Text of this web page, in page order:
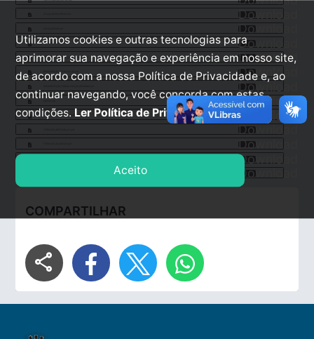
Download
Download
DECLARAO_EDITAL_17.pdf Download
DECLARAO_TERMO_DE_REFERENCIA_20.pdf Download
DESPACHO_DE_AUTORIZAO_26.pdf Download
Download
Download
ESTUDO_TECNICO_PRELIMINAR.pdf Download
Download
Download
Download
Download
COMPARTILHAR
share
Utilizamos cookies e outras tecnologias para
aprimorar sua navegação e experiência em nosso site,
de acordo com a nossa Política de Privacidade e, ao
continuar navegando, você concorda com estas
condições.Ler Política de Privacidade.
Aceito